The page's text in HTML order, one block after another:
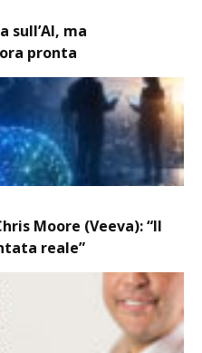
sull’AI, ma
pronta
Moore (Veeva): “Il
reale”